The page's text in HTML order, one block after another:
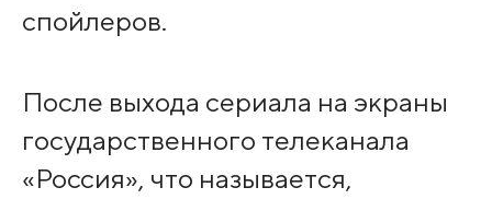
спойлеров.
После выхода сериала на экраны
государственного телеканала
«Россия», что называется,